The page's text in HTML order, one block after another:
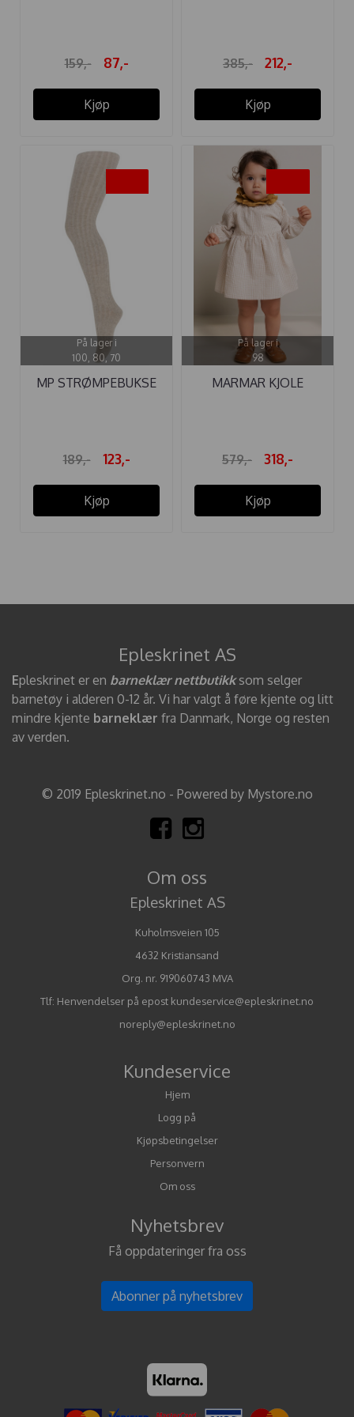
159,- 87,-
Kjøp
385,- 212,-
Kjøp
På lager i
100, 80, 70
MP STRØMPEBUKSE
189,- 123,-
Kjøp
På lager i
98
MARMAR KJOLE
579,- 318,-
Kjøp
Epleskrinet AS
Epleskrinet er en barneklær nettbutikksom selger
barnetøy i alderen 0-12 år. Vi har valgt å føre kjente og litt
mindre kjente barneklær fra Danmark, Norge og resten
av verden.
© 2019 Epleskrinet.no - Powered by Mystore.no
Om oss
Epleskrinet AS
Kuholmsveien 105
4632 Kristiansand
Org. nr. 919060743 MVA
Tlf: Henvendelser på epost kundeservice@epleskrinet.no
noreply@epleskrinet.no
Kundeservice
Hjem
Logg på
Kjøpsbetingelser
Personvern
Om oss
Nyhetsbrev
Få oppdateringer fra oss
Abonner på nyhetsbrev